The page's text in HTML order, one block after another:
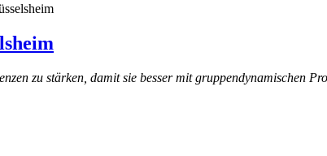
zu stärken, damit sie besser mit gruppendynamischen